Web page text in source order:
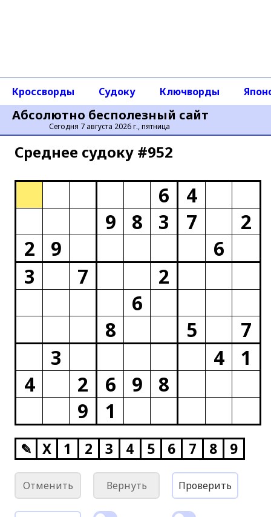
Абсолютно бесполезный сайт
Сегодня 7 августа 2026 г., пятница
Кроссворды Судоку Ключворды
Среднее cудоку #952
6
4
9
8 3 7
2
2
9
6
3
7
2
6
8
5
7
3
4
1
4
2 6 9
8
9
1
✎ X 1 2 3 4 5 6 7 8 9
Отменить Вернуть Проверить